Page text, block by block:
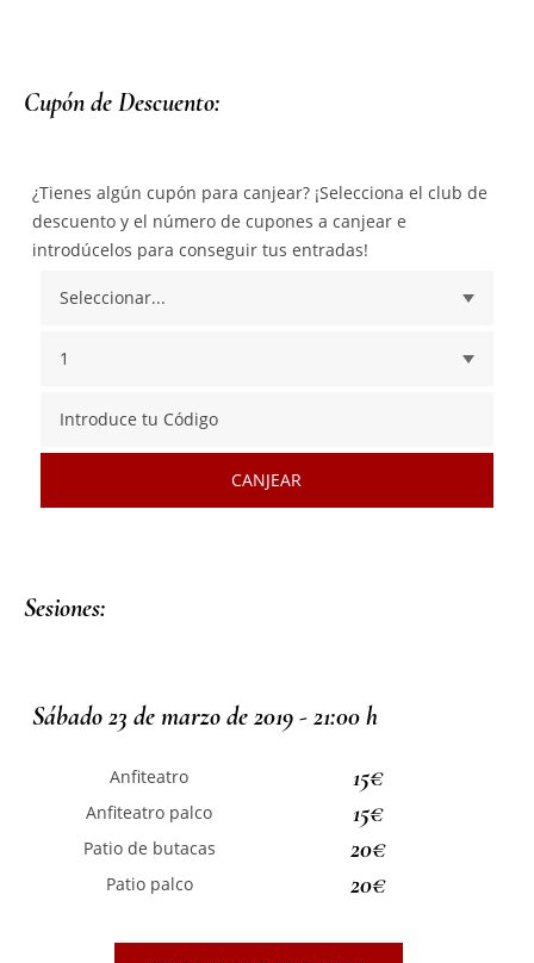
Cupón de Descuento:
¿Tienes algún cupón para canjear? ¡Selecciona el club de
descuento y el número de cupones a canjear e
introdúcelos para conseguir tus entradas!
CANJEAR
Sesiones:
Sábado 23 de marzo de 2019 - 21:00 h
Anfiteatro 15€
Anfiteatro palco 15€
Patio de butacas 20€
Patio palco 20€